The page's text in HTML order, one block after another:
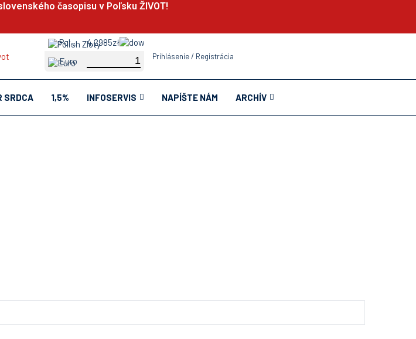
časopisu v Poľsku ŽIVOT!
Polish Zloty
4.2985zł
Euro
Prihlásenie / Registrácia
SRDCA 1,5% INFOSERVIS NAPÍŠTE NÁM ARCHÍV